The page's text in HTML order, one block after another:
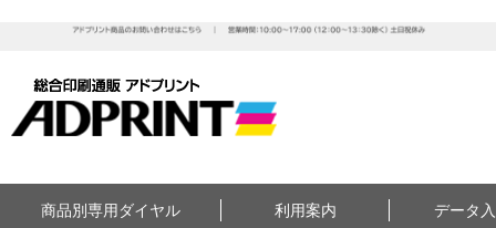
商品別専用ダイヤル 利用案内 データ